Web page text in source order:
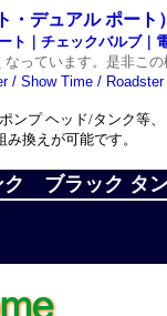
デュアル ポート）
｜チェックバルブ｜
っています。是非この
/ Show Time / Roadster
ンプ ヘッド/タンク等、
換えが可能です。
ク ブラック タ